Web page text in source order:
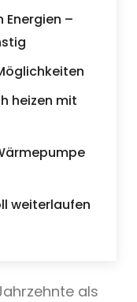
Energien –
heizen mit
weiterlaufen
als